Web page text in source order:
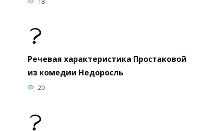
Речевая характеристика Простаковой
из комедии Недоросль
20